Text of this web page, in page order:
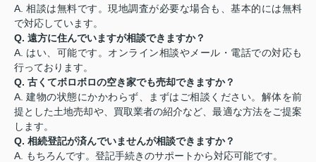
A. 相談は無料です。現地調査が必要な場合も、基本的には無料
で対応しています。
Q. 遠方に住んでいますが相談できますか？
A. はい、可能です。オンライン相談やメール・電話での対応も
行っております。
Q. 古くてボロボロの空き家でも売却できますか？
A. 建物の状態にかかわらず、まずはご相談ください。解体を前
提とした土地売却や、買取業者の紹介など、最適な方法をご提案
します。
Q. 相続登記が済んでいませんが相談できますか？
A. もちろんです。登記手続きのサポートから対応可能です。